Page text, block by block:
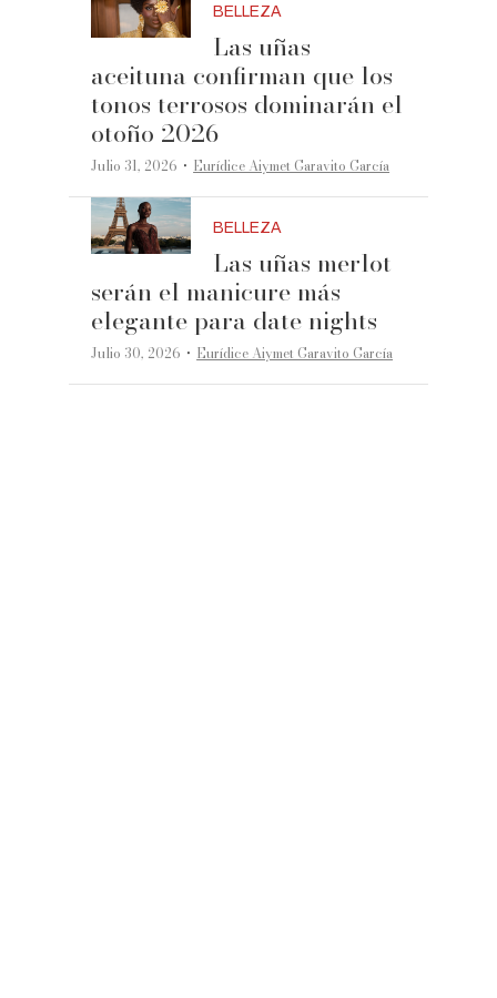
BELLEZA
Las uñas
aceituna confirman que los
tonos terrosos dominarán el
otoño 2026
Julio 31, 2026 ·Eurídice Aiymet Garavito García
BELLEZA
Las uñas merlot
serán el manicure más
elegante para date nights
Julio 30, 2026 ·Eurídice Aiymet Garavito García